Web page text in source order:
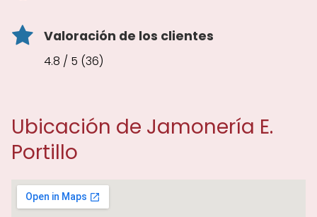
Valoración de los clientes
4.8 / 5 (36)
Ubicación de Jamonería E.
Portillo